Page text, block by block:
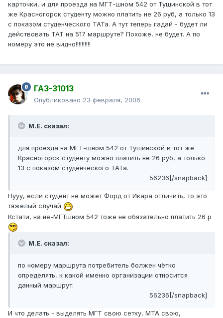
карточки, и для проезда на МГТ-шном 542 от Тушинской в тот
же Красногорск студенту можно платить не 26 руб, а только 13
с показом студенческого ТАТа. А тут теперь гадай - будет ли
действовать ТАТ на 517 маршруте? Похоже, не будет. А по
номеру это не видно!!!!!!!!!!
ГАЗ-31013
Опубликовано 23 февраля, 2006
М.Е. сказал:
для проезда на МГТ-шном 542 от Тушинской в тот же
Красногорск студенту можно платить не 26 руб, а только
13 с показом студенческого ТАТа.
56236[/snapback]
Нууу, если студент не может Форд от Икара отличить, то это
тяжелый случай
Кстати, на не-МГТшном 542 тоже не обязательно платить 26 р
М.Е. сказал:
по номеру маршрута потребитель болжен чётко
определять, к какой именно организации относится
данный маршрут.
56236[/snapback]
И что делать - выделять МГТ свою сетку, МТА свою,